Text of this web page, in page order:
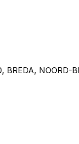
BREDA, NOORD-